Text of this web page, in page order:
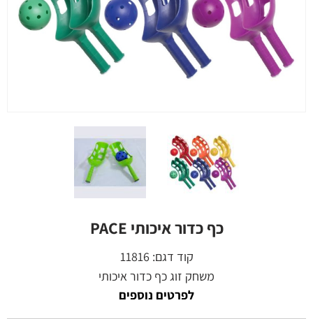
כף כדור איכותי PACE
קוד דגם: 11816
משחק זוג כף כדור איכותי
לפרטים נוספים